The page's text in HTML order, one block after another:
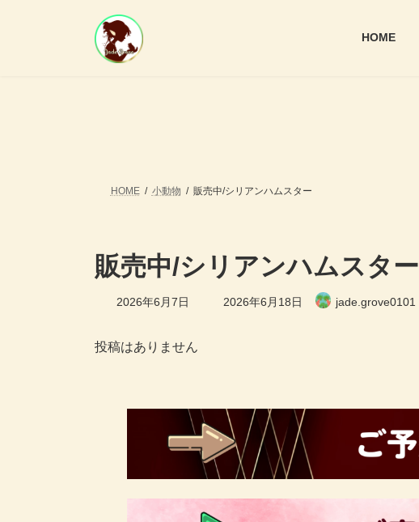
HOME
HOME 小動物 販売中/シリアンハムスター
販売中/シリアンハムスター
2026年6月7日
最
終
2026年6月18日 jade.grove0101
投稿はありません